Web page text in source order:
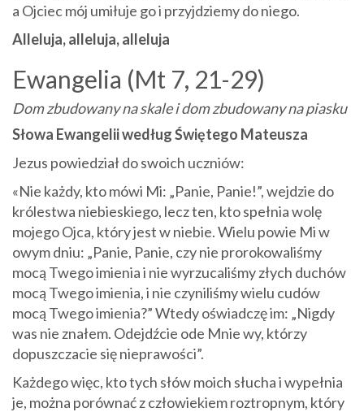
a Ojciec mój umiłuje go i przyjdziemy do niego.
Alleluja, alleluja, alleluja
Ewangelia (Mt 7, 21-29)
Dom zbudowany na skale i dom zbudowany na piasku
Słowa Ewangelii według Świętego Mateusza
Jezus powiedział do swoich uczniów:
«Nie każdy, kto mówi Mi: „Panie, Panie!”, wejdzie do
królestwa niebieskiego, lecz ten, kto spełnia wolę
mojego Ojca, który jest w niebie. Wielu powie Mi w
owym dniu: „Panie, Panie, czy nie prorokowaliśmy
mocą Twego imienia i nie wyrzucaliśmy złych duchów
mocą Twego imienia, i nie czyniliśmy wielu cudów
mocą Twego imienia?” Wtedy oświadczę im: „Nigdy
was nie znałem. Odejdźcie ode Mnie wy, którzy
dopuszczacie się nieprawości”.
Każdego więc, kto tych słów moich słucha i wypełnia
je, można porównać z człowiekiem roztropnym, który